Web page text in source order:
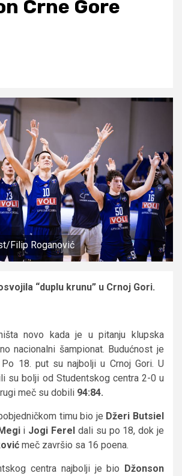
Crne Gore
Filip Roganović
“duplu krunu” u Crnoj Gori.
novo kada je u pitanju klupska
nacionalni šampionat. Budućnost je
18. put su najbolji u Crnoj Gori. U
su bolji od Studentskog centra 2-0 u
meč su dobili 94:84.
timu bio je Džeri Butsiel
i Jogi Ferel dali su po 18, dok je
meč završio sa 16 poena.
centra najbolji je bio Džonson